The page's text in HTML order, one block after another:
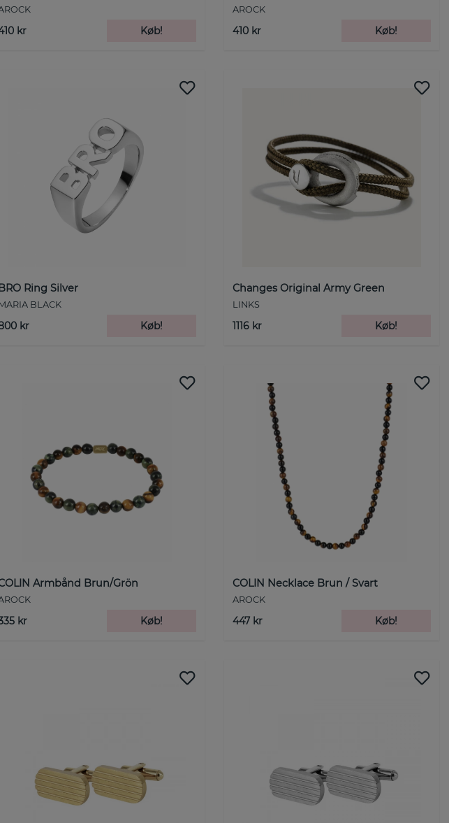
kr Køb!
AROCK
410 kr Køb!
BRO Ring Silver
BLACK
kr Køb!
Changes Original Army Green
LINKS
1116 kr Køb!
Armbånd Brun/Grön
kr Køb!
COLIN Necklace Brun / Svart
AROCK
447 kr Køb!